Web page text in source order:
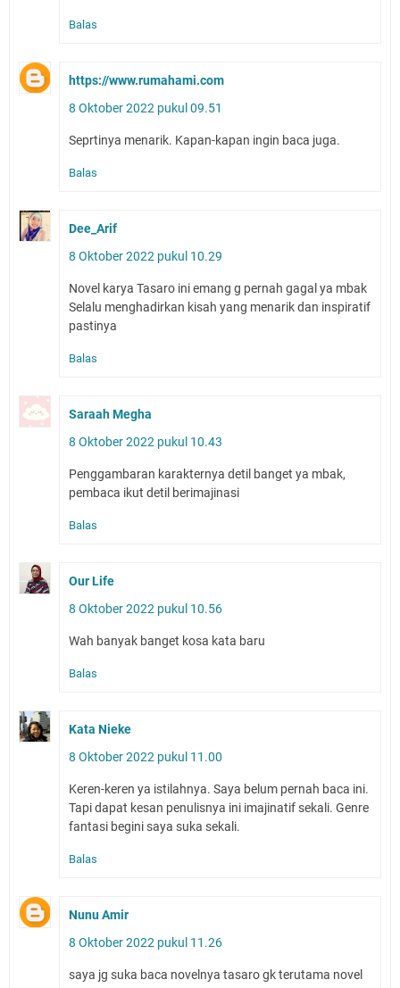
Balas
https://www.rumahami.com
8 Oktober 2022 pukul 09.51
Seprtinya menarik. Kapan-kapan ingin baca juga.
Balas
Dee_Arif
8 Oktober 2022 pukul 10.29
Novel karya Tasaro ini emang g pernah gagal ya mbak
Selalu menghadirkan kisah yang menarik dan inspiratif
pastinya
Balas
Saraah Megha
8 Oktober 2022 pukul 10.43
Penggambaran karakternya detil banget ya mbak,
pembaca ikut detil berimajinasi
Balas
Our Life
8 Oktober 2022 pukul 10.56
Wah banyak banget kosa kata baru
Balas
Kata Nieke
8 Oktober 2022 pukul 11.00
Keren-keren ya istilahnya. Saya belum pernah baca ini.
Tapi dapat kesan penulisnya ini imajinatif sekali. Genre
fantasi begini saya suka sekali.
Balas
Nunu Amir
8 Oktober 2022 pukul 11.26
saya jg suka baca novelnya tasaro gk terutama novel